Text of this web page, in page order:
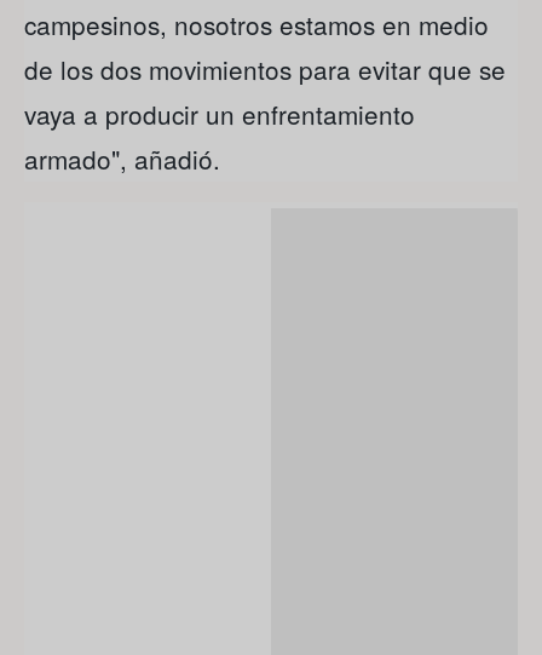
campesinos, nosotros estamos en medio
de los dos movimientos para evitar que se
vaya a producir un enfrentamiento
armado", añadió.